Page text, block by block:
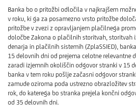
Banka bo o pritožbi odločila v najkrajšem
v roku, ki ga za posamezno vrsto pritožbe
pritožbe v zvezi z opravljanjem plačilnega
določbe Zakona o plačilnih storitvah, storitvah
denarja in plačilnih sistemih (ZplaSSIED),
15 delovnih dni od prejema celotne relevantne
zaradi izjemnih okoliščin odgovor stranki v 15
banka v tem roku pošlje začasni odgovor
zamude oziroma poda ustrezno obrazložitev
rok, do katerega bo stranka prejela končni
od 35 delovnih dni.